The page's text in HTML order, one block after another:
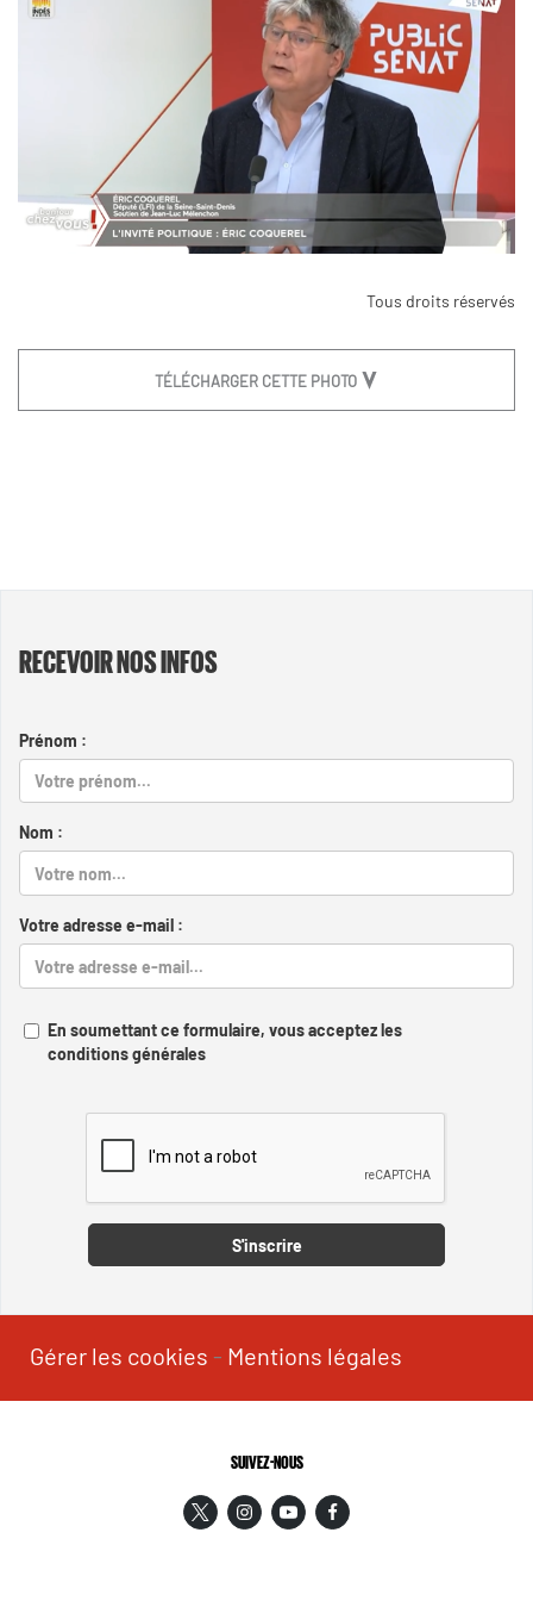
Tous droits réservés
TÉLÉCHARGER CETTE PHOTO
RECEVOIR NOS INFOS
Prénom :
Nom :
Votre adresse e-mail :
En soumettant ce formulaire, vous acceptez les
conditions générales
S'inscrire
Gérer les cookies - Mentions légales
SUIVEZ-NOUS